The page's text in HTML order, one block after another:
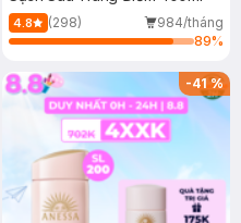
4.8 (298)
984/tháng
89%
-41%